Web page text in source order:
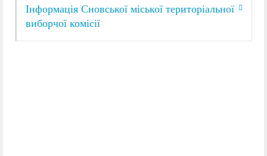
Інформація Сновської міської територіальної
виборчої комісії